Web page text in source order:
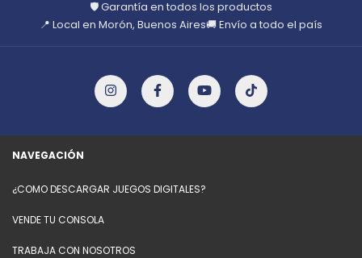
🛡️ Garantía en todos los productos
📍 Local en Morón, Buenos Aires🚚 Envío a todo el país
NAVEGACIÓN
¿COMO DESCARGAR JUEGOS DIGITALES?
VENDE TU CONSOLA
TRABAJA CON NOSOTROS